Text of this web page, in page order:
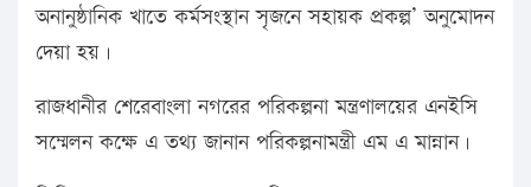
অনানুষ্ঠানিক খাতে কর্মসংস্থান সৃজনে সহায়ক প্রকল্প’ অনুমোদন
দেয়া হয়।
রাজধানীর শেরেবাংলা নগরের পরিকল্পনা মন্ত্রণালয়ের এনইসি
সম্মেলন কক্ষে এ তথ্য জানান পরিকল্পনামন্ত্রী এম এ মান্নান।